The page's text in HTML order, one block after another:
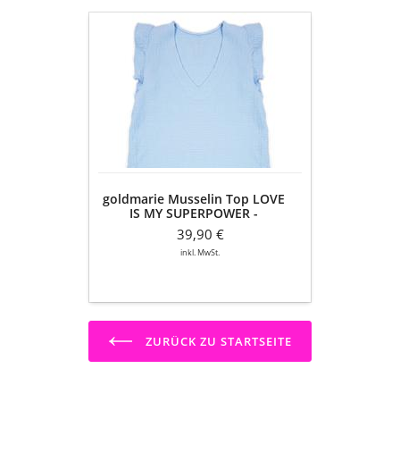
goldmarie
Musselin
SUPERPOWER
himmelblau
goldmarie Musselin Top LOVE
IS MY SUPERPOWER -
himmelblau
39,90 €
inkl. MwSt.
ZURÜCK ZU STARTSEITE